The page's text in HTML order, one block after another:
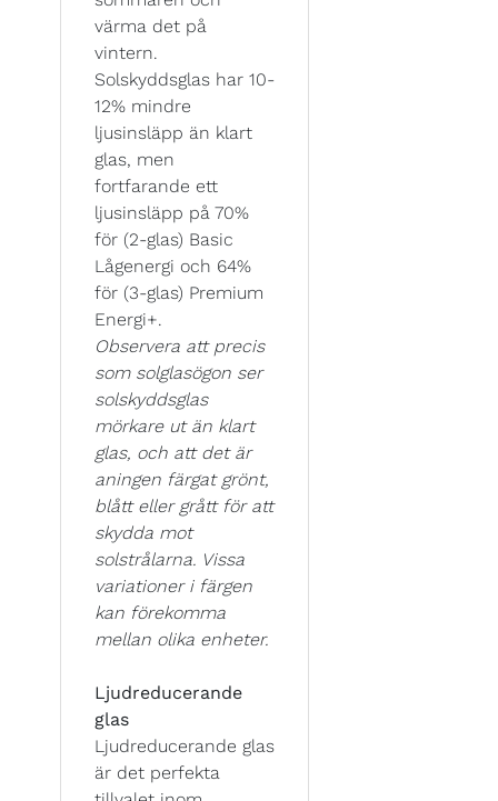
värma det på
vintern.
Solskyddsglas har 10-
12% mindre
ljusinsläpp än klart
glas, men
fortfarande ett
ljusinsläpp på 70%
för (2-glas) Basic
Lågenergi och 64%
för (3-glas) Premium
Energi+.
Observera att precis
som solglasögon ser
solskyddsglas
mörkare ut än klart
glas, och att det är
aningen färgat grönt,
blått eller grått för att
skydda mot
solstrålarna. Vissa
variationer i färgen
kan förekomma
mellan olika enheter.
Ljudreducerande
glas
Ljudreducerande glas
är det perfekta